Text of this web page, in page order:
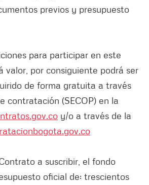
previos y presupuesto
para participar en este
valor, por consiguiente podrá ser
de forma gratuita a través
contratación (SECOP) en la
y/o a través de la
a suscribir, el fondo
oficial de: trescientos